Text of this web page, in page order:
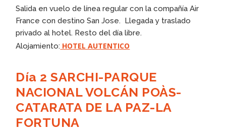
Salida en vuelo de línea regular con la compañía Air
France con destino San Jose. Llegada y traslado
privado al hotel. Resto del día libre.
Alojamiento: HOTEL AUTENTICO
Día 2 SARCHI-PARQUE
NACIONAL VOLCÁN POÀS-
CATARATA DE LA PAZ-LA
FORTUNA